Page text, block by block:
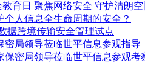
育日 聚焦网络安全 守护清朗空
个人信息全生命周期的安全？
据跨境传输安全管理试点
密局领导莅临世平信息参观指导
保密局领导莅临世平信息参观考